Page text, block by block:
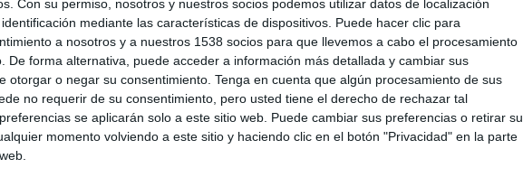
Con su permiso, nosotros y nuestros socios podemos utilizar datos de localización
mediante las características de dispositivos. Puede hacer clic para
a nosotros y a nuestros 1538 socios para que llevemos a cabo el procesamiento
De forma alternativa, puede acceder a información más detallada y cambiar sus
otorgar o negar su consentimiento. Tenga en cuenta que algún procesamiento de sus
no requerir de su consentimiento, pero usted tiene el derecho de rechazar tal
se aplicarán solo a este sitio web. Puede cambiar sus preferencias o retirar su
momento volviendo a este sitio y haciendo clic en el botón "Privacidad" en la parte
14
RIVALES
MÁXIMO
2
VS Al Arabi UAE
1
COMPETICIONES
RANKING POR COMPETICIONES